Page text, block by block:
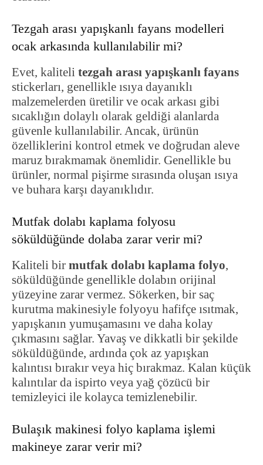
Tezgah arası yapışkanlı fayans modelleri
ocak arkasında kullanılabilir mi?
Evet, kaliteli tezgah arası yapışkanlı fayans
stickerları, genellikle ısıya dayanıklı
malzemelerden üretilir ve ocak arkası gibi
sıcaklığın dolaylı olarak geldiği alanlarda
güvenle kullanılabilir. Ancak, ürünün
özelliklerini kontrol etmek ve doğrudan aleve
maruz bırakmamak önemlidir. Genellikle bu
ürünler, normal pişirme sırasında oluşan ısıya
ve buhara karşı dayanıklıdır.
Mutfak dolabı kaplama folyosu
söküldüğünde dolaba zarar verir mi?
Kaliteli bir mutfak dolabı kaplama folyo,
söküldüğünde genellikle dolabın orijinal
yüzeyine zarar vermez. Sökerken, bir saç
kurutma makinesiyle folyoyu hafifçe ısıtmak,
yapışkanın yumuşamasını ve daha kolay
çıkmasını sağlar. Yavaş ve dikkatli bir şekilde
söküldüğünde, ardında çok az yapışkan
kalıntısı bırakır veya hiç bırakmaz. Kalan küçük
kalıntılar da ispirto veya yağ çözücü bir
temizleyici ile kolayca temizlenebilir.
Bulaşık makinesi folyo kaplama işlemi
makineye zarar verir mi?